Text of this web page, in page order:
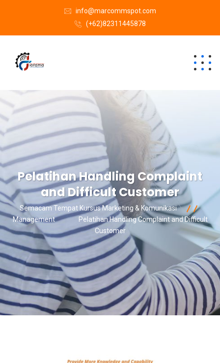
info@marcommspot.com
(+62)82311445878
Pelatihan Handling Complaint
and Difficult Customer
Semacam Tempat Kursus Marketing & Komunikasi
Management
Pelatihan Handling Complaint and Difficult
Customer